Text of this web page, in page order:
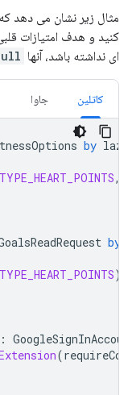
مثال زیر نشان می دهد
کنید و هدف امتیازات
ای نداشته باشد، آنها
کاتلین جاوا
by lazy
TYPE_HEART_POINTS,
by
TYPE_HEART_POINTS)
(